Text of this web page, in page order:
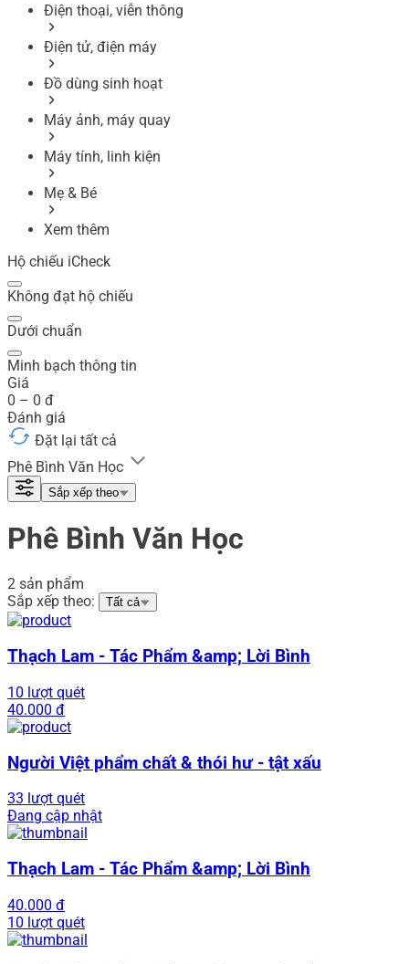
Điện thoại, viễn thông
Điện tử, điện máy
Đồ dùng sinh hoạt
Máy ảnh, máy quay
Máy tính, linh kiện
Mẹ & Bé
Xem thêm
Hộ chiếu iCheck
Không đạt hộ chiếu
Dưới chuẩn
Minh bạch thông tin
Giá
0 – 0 đ
Đánh giá
Đặt lại tất cả
Phê Bình Văn Học
Sắp xếp theo
Phê Bình Văn Học
2 sản phẩm
Sắp xếp theo:
Tất cả
Thạch Lam - Tác Phẩm &amp; Lời Bình
10 lượt quét
40.000 đ
Người Việt phẩm chất & thói hư - tật xấu
33 lượt quét
Đang cập nhật
Thạch Lam - Tác Phẩm &amp; Lời Bình
40.000 đ
10 lượt quét